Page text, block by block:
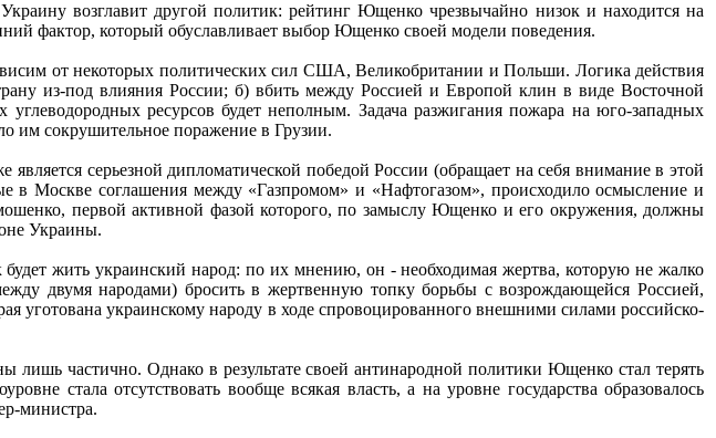
возглавит другой политик: рейтинг Ющенко чрезвычайно низок и находится на
фактор, который обуславливает выбор Ющенко своей модели поведения.
от некоторых политических сил США, Великобритании и Польши. Логика действия
из-под влияния России; б) вбить между Россией и Европой клин в виде Восточной
ресурсов будет неполным. Задача разжигания пожара на юго-западных
им сокрушительное поражение в Грузии.
серьезной дипломатической победой России (обращает на себя внимание в этой
Москве соглашения между «Газпромом» и «Нафтогазом», происходило осмысление и
первой активной фазой которого, по замыслу Ющенко и его окружения, должны
Украины.
жить украинский народ: по их мнению, он - необходимая жертва, которую не жалко
двумя народами) бросить в жертвенную топку борьбы с возрождающейся Россией,
уготована украинскому народу в ходе спровоцированного внешними силами российско-
частично. Однако в результате своей антинародной политики Ющенко стал терять
стала отсутствовать вообще всякая власть, а на уровне государства образовалось
министра.